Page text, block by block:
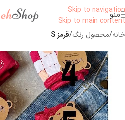
Skip to navigation
Skip to main content
منو
خانه/محصول رنگ/قرمز S